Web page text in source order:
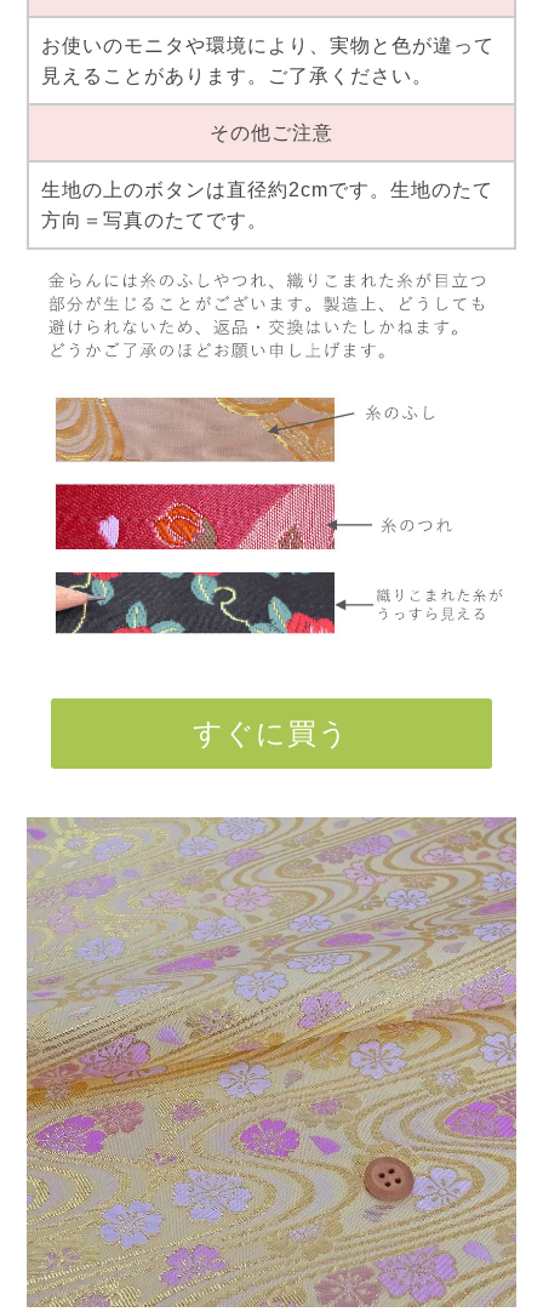
お使いのモニタや環境により、実物と色が違って
見えることがあります。ご了承ください。
その他ご注意
生地の上のボタンは直径約2cmです。生地のたて
方向＝写真のたてです。
すぐに買う